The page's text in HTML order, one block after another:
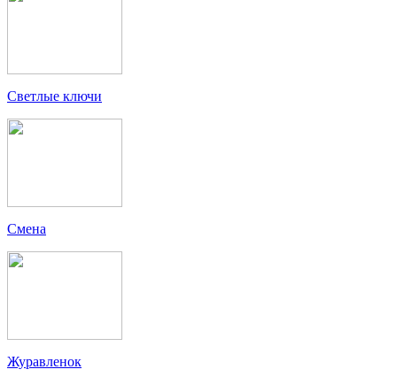
Светлые ключи
Смена
Журавленок